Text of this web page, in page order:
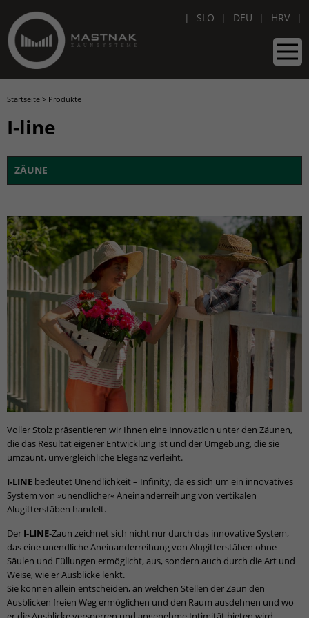
SLO DEU HRV
Startseite > Produkte
I-line
ZÄUNE
Voller Stolz präsentieren wir Ihnen eine Innovation unter den Zäunen,
die das Resultat eigener Entwicklung ist und der Umgebung, die sie
umzäunt, unvergleichliche Eleganz verleiht.
I-LINE bedeutet Unendlichkeit – Infinity, da es sich um ein innovatives
System von »unendlicher« Aneinanderreihung von vertikalen
Alugitterstäben handelt.
Der I-LINE-Zaun zeichnet sich nicht nur durch das innovative System,
das eine unendliche Aneinanderreihung von Alugitterstäben ohne
Säulen und Füllungen ermöglicht, aus, sondern auch durch die Art und
Weise, wie er Ausblicke lenkt.
Sie können allein entscheiden, an welchen Stellen der Zaun den
Ausblicken freien Weg ermöglichen und den Raum ausdehnen und wo